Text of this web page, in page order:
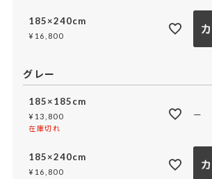
185×240cm
¥ 16,800
グレー
185×185cm
¥ 13,800
在庫切れ
—
185×240cm
¥ 16,800